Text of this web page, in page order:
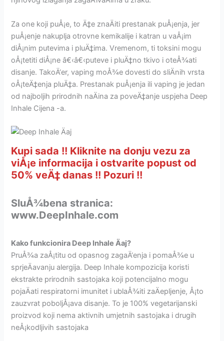
Za one koji puÅ¡e, to Ä‡e znaÄiti prestanak puÅ¡enja, jer
puÅ¡enje nakuplja otrovne kemikalije i katran u vaÅ¡im
diÅ¡nim putevima i pluÄ‡ima. Vremenom, ti toksini mogu
oÅ¡tetiti diÅ¡ne â€‹â€‹puteve i pluÄ‡no tkivo i oteÅ¾ati
disanje. TakoÄ‘er, vaping moÅ¾e dovesti do sliÄnih vrsta
oÅ¡teÄ‡enja pluÄ‡a. Prestanak puÅ¡enja ili vaping je jedan
od najboljih prirodnih naÄina za poveÄ‡anje uspjeha Deep
Inhale Cijena -a.
Kupi sada !! Kliknite na donju vezu za
viÅ¡e informacija i ostvarite popust od
50% veÄ‡ danas !! Pozuri !!
SluÅ¾bena stranica:
www.DeepInhale.com
Kako funkcionira Deep Inhale Äaj?
PruÅ¾a zaÅ¡titu od opasnog zagaÄ‘enja i pomaÅ¾e u
sprjeÄavanju alergija. Deep Inhale kompozicija koristi
ekstrakte prirodnih sastojaka koji potencijalno mogu
pojaÄati respiratorni imunitet i ublaÅ¾iti zaÄepljenje, Å¡to
zauzvrat poboljÅ¡ava disanje. To je 100% vegetarijanski
proizvod koji nema aktivnih umjetnih sastojaka i drugih
neÅ¡kodljivih sastojaka